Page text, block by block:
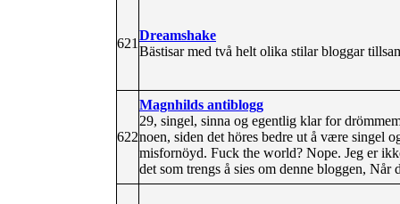
621
Dreamshake
Bästisar med två helt olika stilar bloggar
622
Magnhilds antiblogg
29, singel, sinna og egentlig klar for
noen, siden det höres bedre ut å være singel
misfornöyd. Fuck the world? Nope. Jeg er
det som trengs å sies om denne bloggen,